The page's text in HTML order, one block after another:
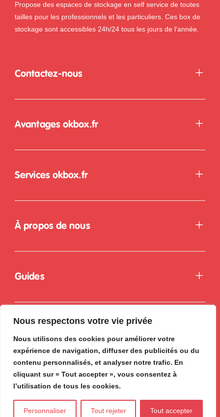
Nous respectons votre vie privée
Nous utilisons des cookies pour améliorer votre
expérience de navigation, diffuser des publicités ou du
contenu personnalisés, et analyser notre trafic. En
cliquant sur « Tout accepter », vous consentez à
l’utilisation de tous les cookies.
Personnaliser Tout rejeter Tout accepter
Propose des espaces de stockage en self service de toutes
tailles pour les professionnels et les particuliers. Ces box de
stockage sont accessibles 24h/24 tous les jours de l'année.
Contactez-nous
Avantages okbox.fr
Services okbox.fr
À propos de nous
Guides
okbox.fr . Tous droits réservés © 2026